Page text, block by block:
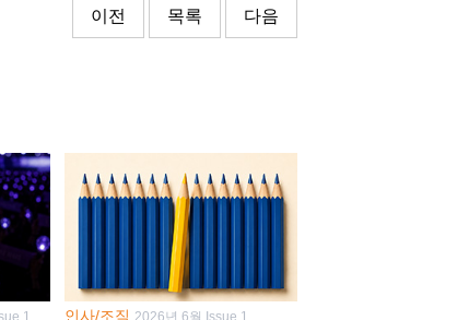
이전 목록 다음
1 인사/조직 2026년 6월 Issue 1